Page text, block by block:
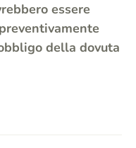
essere
della dovuta